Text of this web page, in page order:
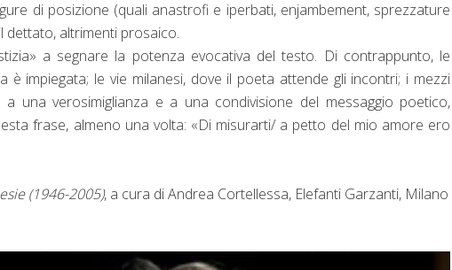
di posizione (quali anastrofi e iperbati, enjambement, sprezzature
dettato, altrimenti prosaico.
a segnare la potenza evocativa del testo. Di contrappunto, le
impiegata; le vie milanesi, dove il poeta attende gli incontri; i mezzi
una verosimiglianza e a una condivisione del messaggio poetico,
frase, almeno una volta: «Di misurarti/ a petto del mio amore ero
(1946-2005), a cura di Andrea Cortellessa, Elefanti Garzanti, Milano